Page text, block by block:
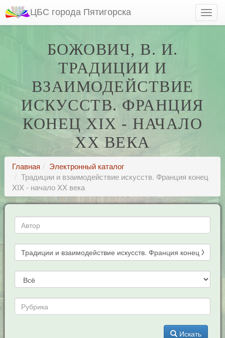
ЦБС города Пятигорска
БОЖОВИЧ, В. И.
ТРАДИЦИИ И
ВЗАИМОДЕЙСТВИЕ
ИСКУССТВ. ФРАНЦИЯ
КОНЕЦ XIX - НАЧАЛО
XX ВЕКА
Главная
Электронный каталог
Традиции и взаимодействие искусств. Франция конец
XIX - начало XX века
Искать